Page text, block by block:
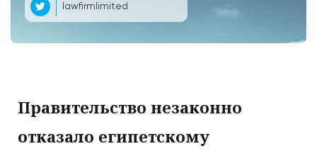
lawfirmlimited
Правительство незаконно
отказало египетскому